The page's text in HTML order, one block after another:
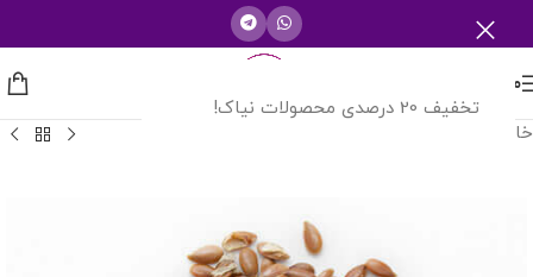
تخفیف 20 درصدی محصولات نیاک!
منو
خانه